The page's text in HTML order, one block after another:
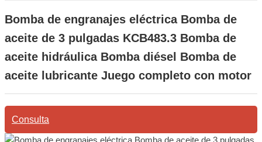
Bomba de engranajes eléctrica Bomba de
aceite de 3 pulgadas KCB483.3 Bomba de
aceite hidráulica Bomba diésel Bomba de
aceite lubricante Juego completo con motor
Consulta